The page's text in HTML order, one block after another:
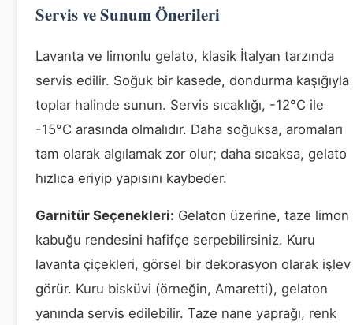
Servis ve Sunum Önerileri
Lavanta ve limonlu gelato, klasik İtalyan tarzında
servis edilir. Soğuk bir kasede, dondurma kaşığıyla
toplar halinde sunun. Servis sıcaklığı, -12°C ile
-15°C arasında olmalıdır. Daha soğuksa, aromaları
tam olarak algılamak zor olur; daha sıcaksa, gelato
hızlıca eriyip yapısını kaybeder.
Garnitür Seçenekleri: Gelaton üzerine, taze limon
kabuğu rendesini hafifçe serpebilirsiniz. Kuru
lavanta çiçekleri, görsel bir dekorasyon olarak işlev
görür. Kuru bisküvi (örneğin, Amaretti), gelaton
yanında servis edilebilir. Taze nane yaprağı, renk